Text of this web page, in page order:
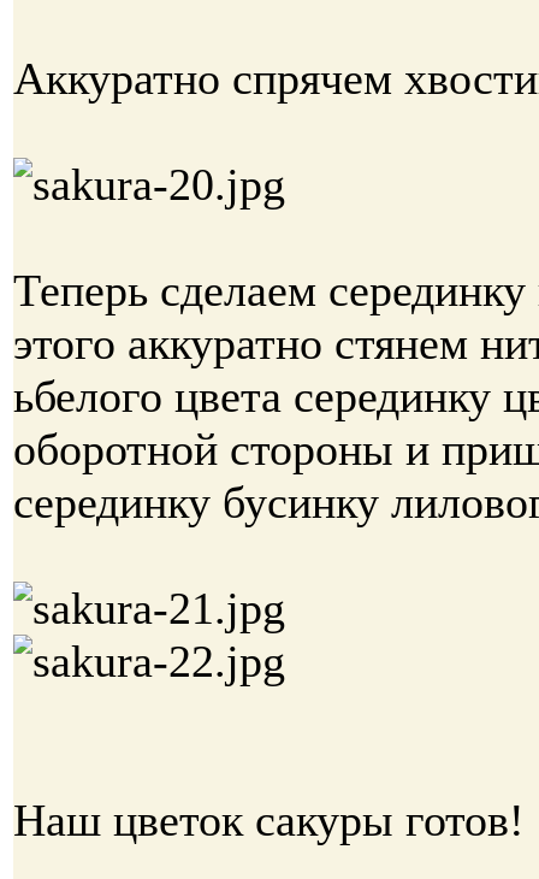
Аккуратно спрячем
Теперь сделаем серединку
этого аккуратно стянем
ьбелого цвета серединку
оборотной стороны и
серединку бусинку
Наш цветок сакуры готов!